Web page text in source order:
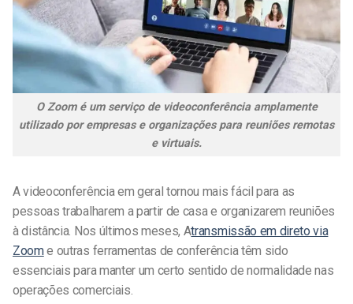
O Zoom é um serviço de videoconferência amplamente
utilizado por empresas e organizações para reuniões remotas
e virtuais.
A videoconferência em geral tornou mais fácil para as
pessoas trabalharem a partir de casa e organizarem reuniões
à distância. Nos últimos meses, Atransmissão em direto via
Zoome outras ferramentas de conferênciatêm sido
essenciais para manter um certo sentido de normalidade nas
operações comerciais.